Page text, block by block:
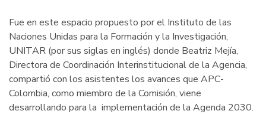
Fue en este espacio propuesto por el Instituto de las
Naciones Unidas para la Formación y la Investigación,
UNITAR (por sus siglas en inglés) donde Beatriz Mejía,
Directora de Coordinación Interinstitucional de la Agencia,
compartió con los asistentes los avances que APC-
Colombia, como miembro de la Comisión, viene
desarrollando para la implementación de la Agenda 2030.